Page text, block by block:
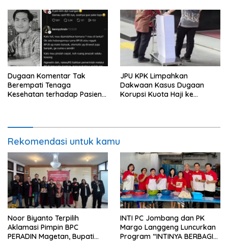
Dugaan Komentar Tak
Berempati Tenaga
Kesehatan terhadap Pasien
JPU KPK Limpahkan
Dakwaan Kasus Dugaan
Korupsi Kuota Haji ke
Rekomendasi untuk kamu
Noor Biyanto Terpilih
Aklamasi Pimpin BPC
PERADIN Magetan, Bupati
INTI PC Jombang dan PK
Margo Langgeng Luncurkan
Program “INTINYA BERBAGI”,